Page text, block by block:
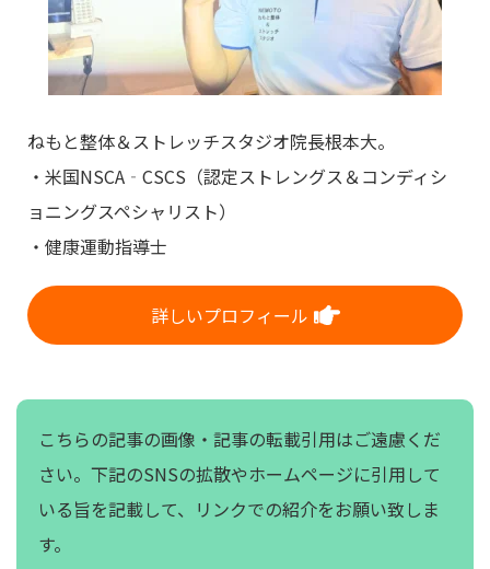
ねもと整体＆ストレッチスタジオ院長根本大。
・米国NSCA‐CSCS（認定ストレングス＆コンディシ
ョニングスペシャリスト）
・健康運動指導士
詳しいプロフィール
こちらの記事の画像・記事の転載引用はご遠慮くだ
さい。下記のSNSの拡散やホームページに引用して
いる旨を記載して、リンクでの紹介をお願い致しま
す。